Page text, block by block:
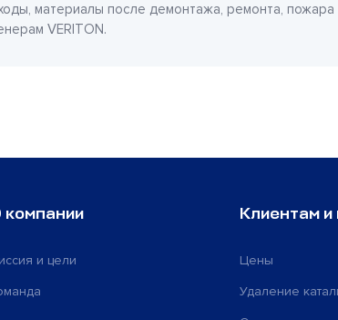
материалы после демонтажа, ремонта, пожара
VERITON.
компании
и цели
Клиентам
Цены
Удаление